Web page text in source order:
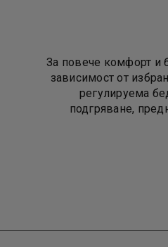
За повече комфорт и
зависимост от
регулируема
подгряване,